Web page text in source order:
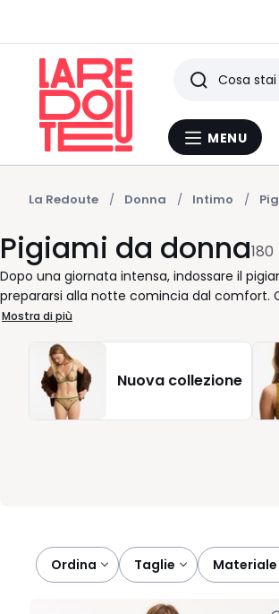
Menu
MENU
Ricerca
Ultimi
articoli
visti
La Redoute Donna Intimo
Pigiami da donna180
Dopo una giornata intensa, indossare il
prepararsi alla notte comincia dal comfort.
da donna della nostra selezione è pensato
taglio ampio o uno più aderente? Voi
cade con eleganza, un colore delicato o
benessere. Scoprire la nostra pigiameria
complicazioni. Ogni modello è un invito a
Mostra di più
Nuova collezione
Ordina
taglie materiale